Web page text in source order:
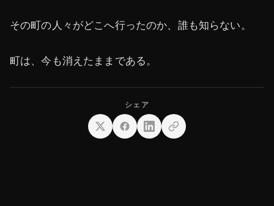
その町の人々がどこへ行ったのか、誰も知らない。
町は、今も消えたままである。